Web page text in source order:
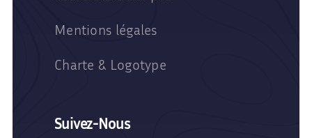
Mentions légales
Charte & Logotype
Suivez-Nous